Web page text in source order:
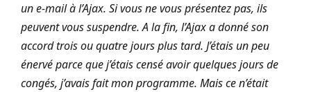
un e-mail à l’Ajax. Si vous ne vous présentez pas, ils
peuvent vous suspendre. A la fin, l’Ajax a donné son
accord trois ou quatre jours plus tard. J’étais un peu
énervé parce que j’étais censé avoir quelques jours de
congés, j’avais fait mon programme. Mais ce n’était